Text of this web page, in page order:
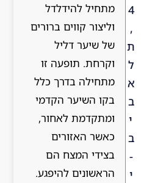
4
,
ת
ל
א
ב
י
ב
-
י
מתחיל להידלדל
וליצור קווים ברורים
של שיער דליל
וקרחת. תופעה זו
מתחילה בדרך כלל
בקו השיער הקדמי
ומתקדמת לאחור,
כאשר האזורים
בצידי המצח הם
הראשונים להיפגע.